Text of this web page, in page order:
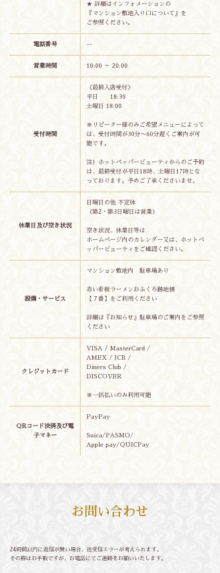
★ 詳細はインフォメーションの
『マンション敷地入り口について』を
ご参照ください。
電話番号 --
営業時間 10:00 ～ 20:00
受付時間
《最終入店受付》
平日 18:30
土曜日 18:00
※リピーター様のみご希望メニューによって
は、受付時間が30分〜60分遅くご案内が可
能です。
注）ホットペッパービューティからのご予約
は、最終受付が平日18時、土曜日17時とな
っております。予めご了承くださいませ。
休業日及び空き状況
日曜日の他 不定休
（第2・第3日曜日は営業）
空き状況、休業日等は
ホームページ内のカレンダー又は、ホットペ
ッパービューティをご確認ください。
設備・サービス
マンション敷地内 駐車場あり
赤い看板ラーメンおふくろ跡地側
【７番】をご利用ください
詳細は『お知らせ』駐車場のご案内をご参照
ください
クレジットカード
VISA / MasterCard /
AMEX / JCB /
Diners Club /
DISCOVER
※一括払いのみ利用可能
QRコード決済及び電
子マネー
PayPay
Suica/PASMO/
Apple pay/QUICPay
お問い合わせ
24時間以内に返信が無い場合、送受信エラーが考えられます。
その際はお手数ですが、お電話にてご連絡をお願いいたします。